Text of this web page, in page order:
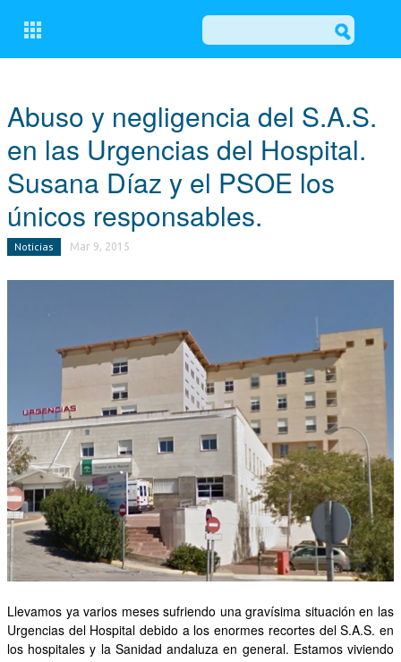
CONÓCENOS
COMITÉ EJECUTIVO LOCAL DEL PP DE OSUNA
GRUPO MUNICIPAL POPULAR
ACTUALIDAD
MOCIONES
OTRAS INICIATIVAS
PARTICIPA
CONTACTA
AFÍLIATE
Abuso y negligencia del S.A.S.
en las Urgencias del Hospital.
Susana Díaz y el PSOE los
únicos responsables.
Noticias Mar 9, 2015
Llevamos ya varios meses sufriendo una gravísima situación en las
Urgencias del Hospital debido a los enormes recortes del S.A.S. en
los hospitales y la Sanidad andaluza en general. Estamos viviendo